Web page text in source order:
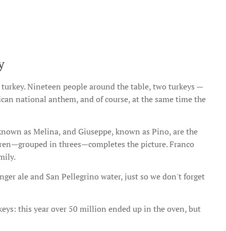
Nineteen people around the table, two turkeys —
national anthem, and of course, at the same time the
as Melina, and Giuseppe, known as Pino, are the
in threes—completes the picture. Franco
ale and San Pellegrino water, just so we don't forget
this year over 50 million ended up in the oven, but